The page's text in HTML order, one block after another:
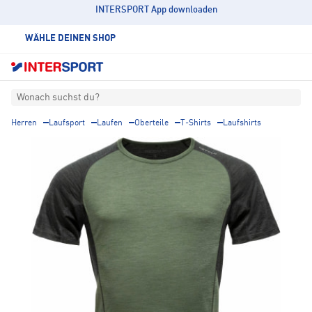
INTERSPORT App downloaden
WÄHLE DEINEN SHOP
Wonach suchst du?
Herren Laufsport Laufen Oberteile T-Shirts Laufshirts